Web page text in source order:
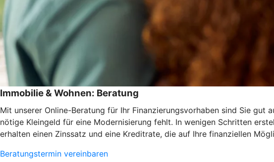
Immobilie & Wohnen: Beratung
Mit unserer Online-Beratung für Ihr Finanzierungsvorhaben sind Sie gut
nötige Kleingeld für eine Modernisierung fehlt. In wenigen Schritten
erhalten einen Zinssatz und eine Kreditrate, die auf Ihre finanziellen
Beratungstermin vereinbaren